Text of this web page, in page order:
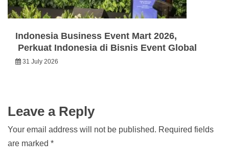
Indonesia Business Event Mart 2026,
Perkuat Indonesia di Bisnis Event Global
31 July 2026
Leave a Reply
Your email address will not be published. Required fields
are marked *